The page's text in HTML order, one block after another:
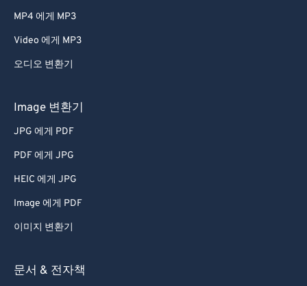
MP4 에게 MP3
Video 에게 MP3
오디오 변환기
Image 변환기
JPG 에게 PDF
PDF 에게 JPG
HEIC 에게 JPG
Image 에게 PDF
이미지 변환기
문서 & 전자책